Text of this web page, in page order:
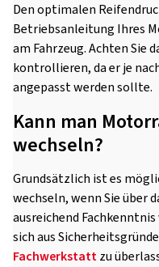
Den optimalen
Betriebsanleitung Ihres
am Fahrzeug. Achten Sie
kontrollieren, da er je
angepasst werden sollte.
Kann man
wechseln?
Grundsätzlich ist es
wechseln, wenn Sie über
ausreichend
sich aus
Fachwerkstattzu